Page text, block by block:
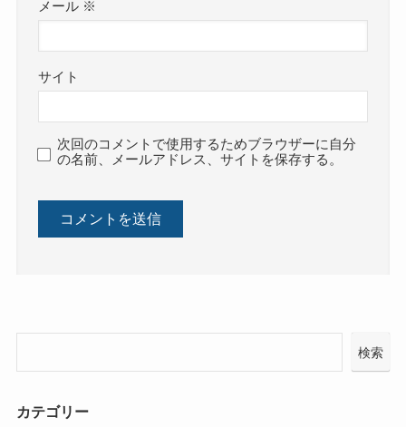
メール ※
サイト
次回のコメントで使用するためブラウザーに自分
の名前、メールアドレス、サイトを保存する。
検索
カテゴリー